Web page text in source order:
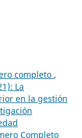
completo ,
La
en la gestión
Completo